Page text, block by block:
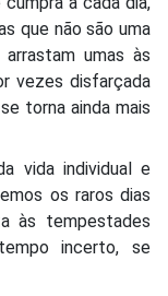
que não são uma
umas às
vezes disfarçada
torna ainda mais
vida individual e
os raros dias
às tempestades
incerto, se